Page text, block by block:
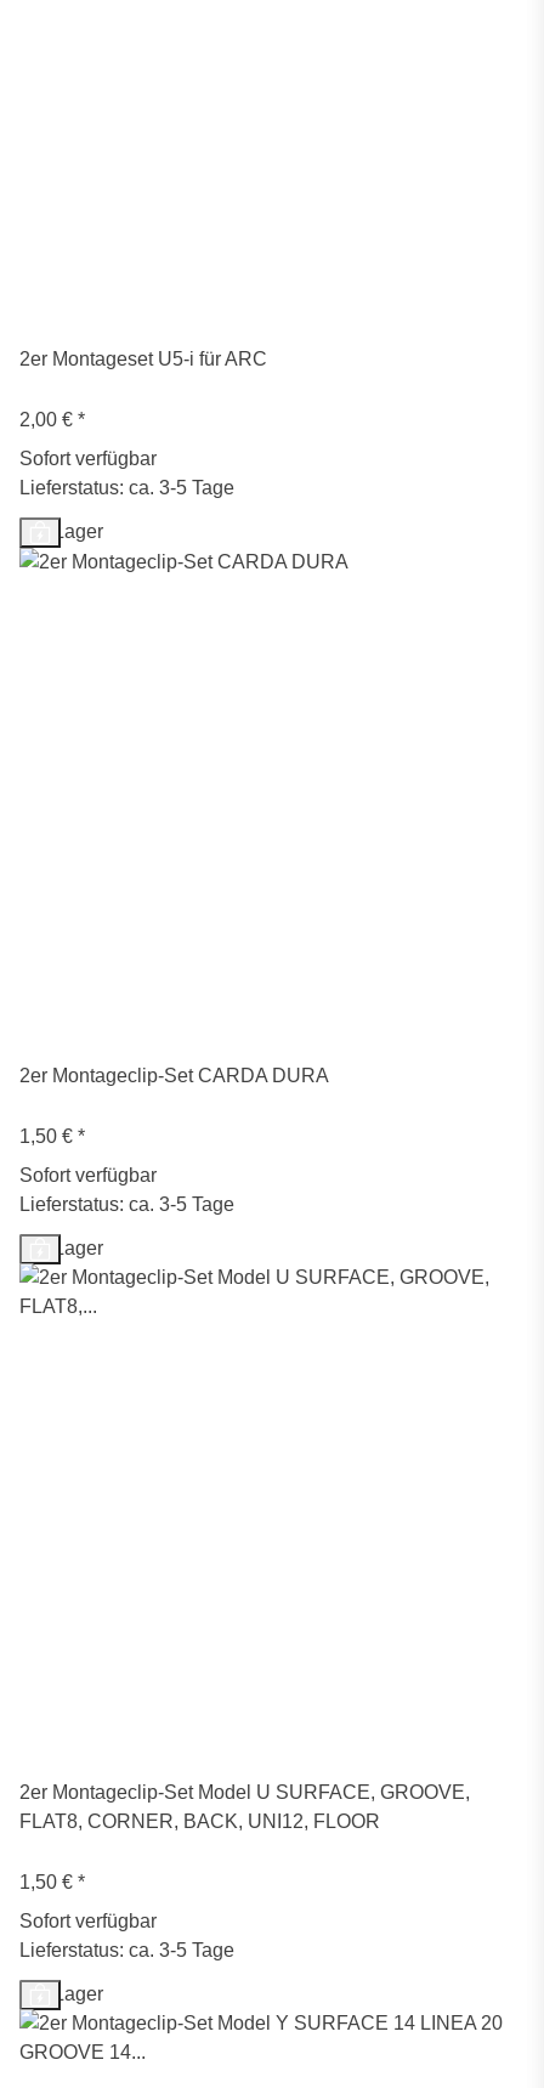
2er Montageset U5-i für ARC
2,00 € *
Sofort verfügbar
Lieferstatus: ca. 3-5 Tage
Auf Lager
2er Montageclip-Set CARDA DURA
1,50 € *
Sofort verfügbar
Lieferstatus: ca. 3-5 Tage
Auf Lager
2er Montageclip-Set Model U SURFACE, GROOVE,
FLAT8, CORNER, BACK, UNI12, FLOOR
1,50 € *
Sofort verfügbar
Lieferstatus: ca. 3-5 Tage
Auf Lager